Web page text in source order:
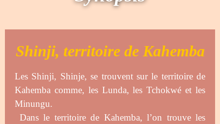
Shinji, territoire de Kahemba
Les Shinji, Shinje, se trouvent sur le territoire de
Kahemba comme, les Lunda, les Tchokwé et les
Minungu.
Dans le territoire de Kahemba, l’on trouve les